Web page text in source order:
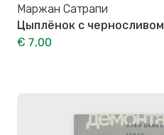
Маржан Сатрапи
Цыплёнок с черносливом
€ 7,00